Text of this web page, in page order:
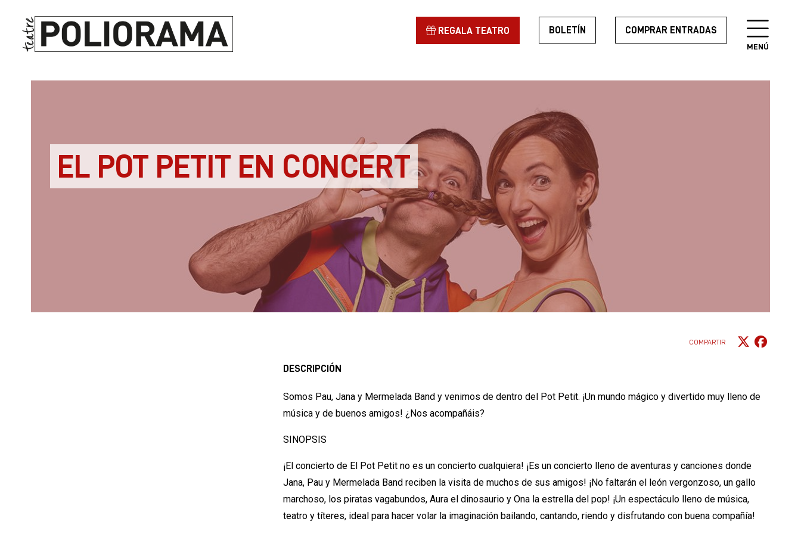
MENÚ
COMPRAR ENTRADAS
BOLETÍN
REGALA TEATRO
EL POT PETIT EN CONCERT
COMPARTIR
DESCRIPCIÓN
Somos Pau, Jana y Mermelada Band y venimos de dentro del Pot Petit. ¡Un mundo mágico y divertido muy lleno de
música y de buenos amigos! ¿Nos acompañáis?
SINOPSIS
¡El concierto de El Pot Petit no es un concierto cualquiera! ¡Es un concierto lleno de aventuras y canciones donde
Jana, Pau y Mermelada Band reciben la visita de muchos de sus amigos! ¡No faltarán el león vergonzoso, un gallo
marchoso, los piratas vagabundos, Aura el dinosaurio y Ona la estrella del pop! ¡Un espectáculo lleno de música,
teatro y títeres, ideal para hacer volar la imaginación bailando, cantando, riendo y disfrutando con buena compañía!